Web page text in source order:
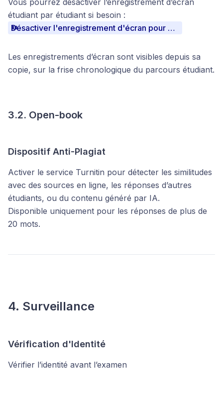
Vous pourrez désactiver l’énregistrement d’écran
étudiant par étudiant si besoin :
Désactiver l'enregistrement d'écran pour un étudiant
Les enregistrements d’écran sont visibles depuis sa
copie, sur la frise chronologique du parcours étudiant.
3.2. Open-book
Dispositif Anti-Plagiat
Activer le service Turnitin pour détecter les similitudes
avec des sources en ligne, les réponses d’autres
étudiants, ou du contenu généré par IA.
Disponible uniquement pour les réponses de plus de
20 mots.
4. Surveillance
Vérification d'Identité
Vérifier l’identité avant l’examen